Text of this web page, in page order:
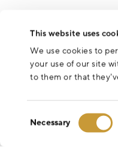
This website uses
We use cookies to
your use of our site
to them or that
Necessary